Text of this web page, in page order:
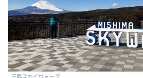
三島スカイウォーク